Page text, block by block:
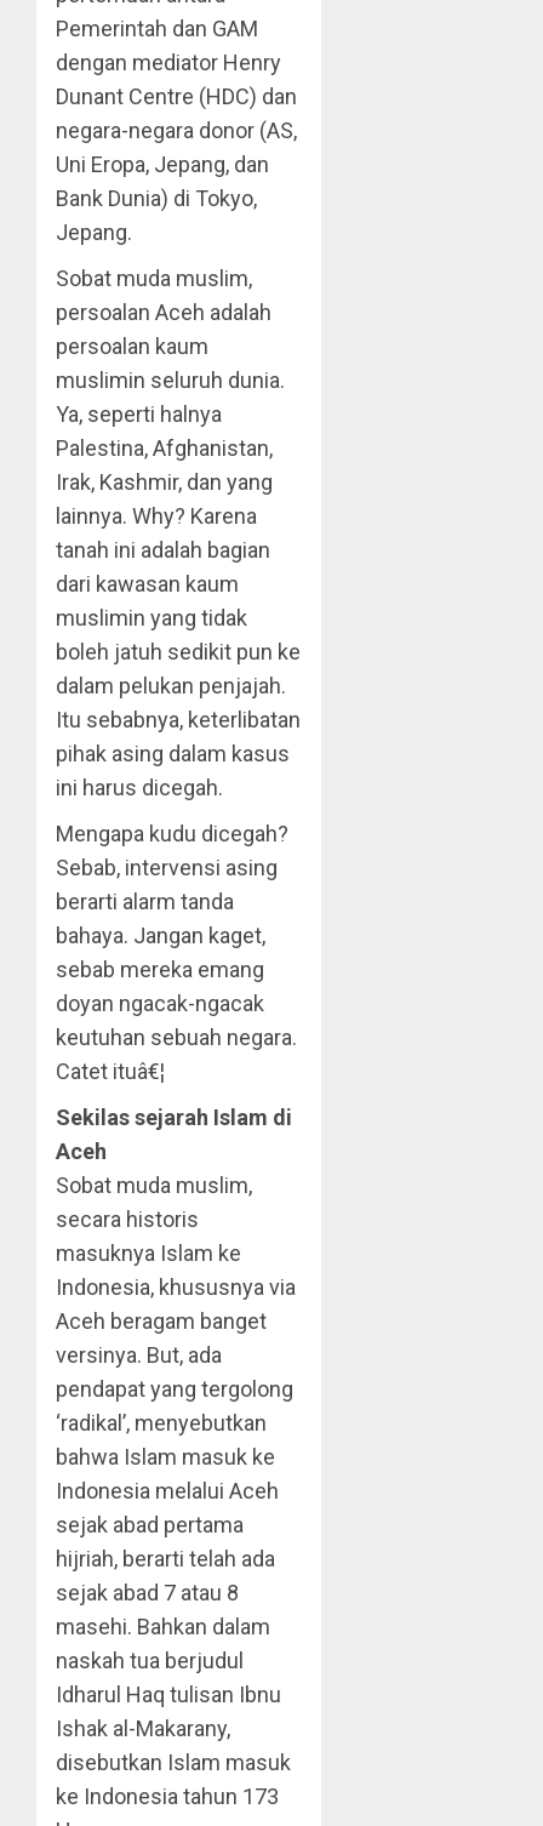
Pemerintah dan GAM
dengan mediator Henry
Dunant Centre (HDC) dan
negara-negara donor (AS,
Uni Eropa, Jepang, dan
Bank Dunia) di Tokyo,
Jepang.
Sobat muda muslim,
persoalan Aceh adalah
persoalan kaum
muslimin seluruh dunia.
Ya, seperti halnya
Palestina, Afghanistan,
Irak, Kashmir, dan yang
lainnya. Why? Karena
tanah ini adalah bagian
dari kawasan kaum
muslimin yang tidak
boleh jatuh sedikit pun ke
dalam pelukan penjajah.
Itu sebabnya, keterlibatan
pihak asing dalam kasus
ini harus dicegah.
Mengapa kudu dicegah?
Sebab, intervensi asing
berarti alarm tanda
bahaya. Jangan kaget,
sebab mereka emang
doyan ngacak-ngacak
keutuhan sebuah negara.
Catet ituâ€¦
Sekilas sejarah Islam di
Aceh
Sobat muda muslim,
secara historis
masuknya Islam ke
Indonesia, khususnya via
Aceh beragam banget
versinya. But, ada
pendapat yang tergolong
‘radikal’, menyebutkan
bahwa Islam masuk ke
Indonesia melalui Aceh
sejak abad pertama
hijriah, berarti telah ada
sejak abad 7 atau 8
masehi. Bahkan dalam
naskah tua berjudul
Idharul Haq tulisan Ibnu
Ishak al-Makarany,
disebutkan Islam masuk
ke Indonesia tahun 173